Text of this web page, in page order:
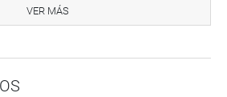
naciones recuperen plenamente su
mexicana que está aquí para
en las elecciones. Hemos
VER MÁS